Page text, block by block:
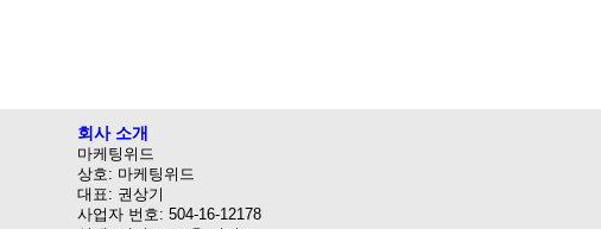
회사 소개
마케팅위드
상호: 마케팅위드
대표: 권상기
사업자 번호: 504-16-12178